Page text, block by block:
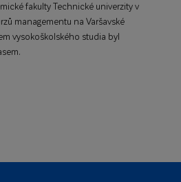
fakulty Technické univerzity v
managementu na Varšavské
vysokoškolského studia byl